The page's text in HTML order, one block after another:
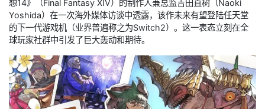
想14》（Final Fantasy XIV）的制作人兼总监吉田直树（Naoki
Yoshida）在一次海外媒体访谈中透露，该作未来有望登陆任天堂
的下一代游戏机（业界普遍称之为Switch2）。这一表态立刻在全
球玩家社群中引发了巨大轰动和期待。